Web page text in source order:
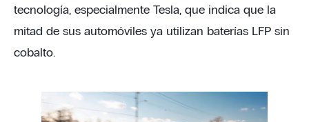
tecnología, especialmente Tesla, que indica que la
mitad de sus automóviles ya utilizan baterías LFP sin
cobalto.